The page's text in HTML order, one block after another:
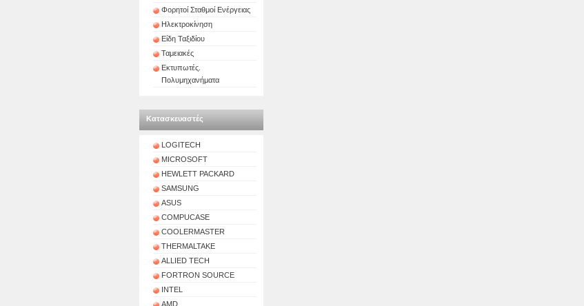
Φορητοί Σταθμοί Ενέργειας
Ηλεκτροκίνηση
Είδη Ταξιδίου
Ταμειακές
Εκτυπωτές.
Πολυμηχανήματα
Κατασκευαστές
LOGITECH
MICROSOFT
HEWLETT PACKARD
SAMSUNG
ASUS
COMPUCASE
COOLERMASTER
THERMALTAKE
ALLIED TECH
FORTRON SOURCE
INTEL
AMD